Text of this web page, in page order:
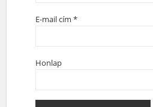
E-mail cím *
Honlap